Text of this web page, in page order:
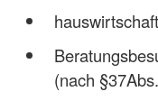
(nach